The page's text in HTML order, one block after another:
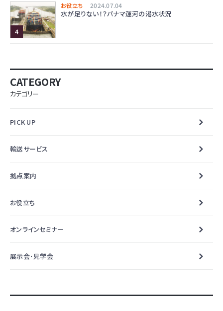
お役立ち 2024.07.04
水が足りない！？パナマ運河の渇水状況
CATEGORY
カテゴリー
PICK UP
輸送サービス
拠点案内
お役立ち
オンラインセミナー
展示会･見学会